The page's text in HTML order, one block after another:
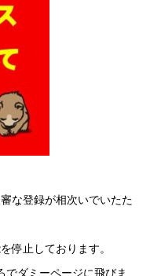
な登録が相次いでいたた
停止しております。
でダミーページに飛びま